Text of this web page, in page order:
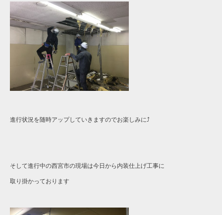
進行状況を随時アップしていきますのでお楽しみに⤴︎
そして進行中の西宮市の現場は今日から内装仕上げ工事に
取り掛かっております